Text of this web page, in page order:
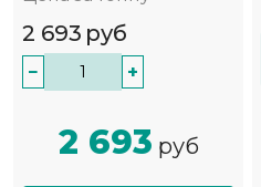
2 693 руб
− +
2 693 руб